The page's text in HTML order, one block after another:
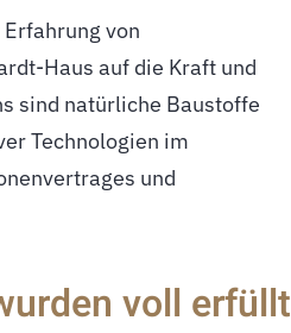
von
Haus auf die Kraft und
sind natürliche Baustoffe
Technologien im
und
– Darauf können Sie mit
Kunden sind die beste
Arbeit immer weiter zu
voll erfüllt